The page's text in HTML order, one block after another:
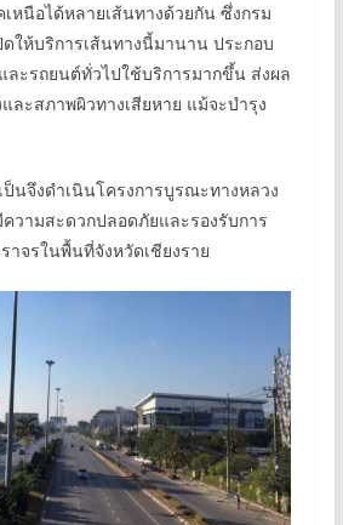
หนือได้หลายเส้นทางด้วยกัน ซึ่งกรม
ดให้บริการเส้นทางนี้มานาน ประกอบ
ละรถยนต์ทั่วไปใช้บริการมากขึ้น ส่งผล
ละสภาพผิวทางเสียหาย แม้จะบำรุง
ป็นจึงดำเนินโครงการบูรณะทางหลวง
ความสะดวกปลอดภัยและรองรับการ
จรในพื้นที่จังหวัดเชียงราย